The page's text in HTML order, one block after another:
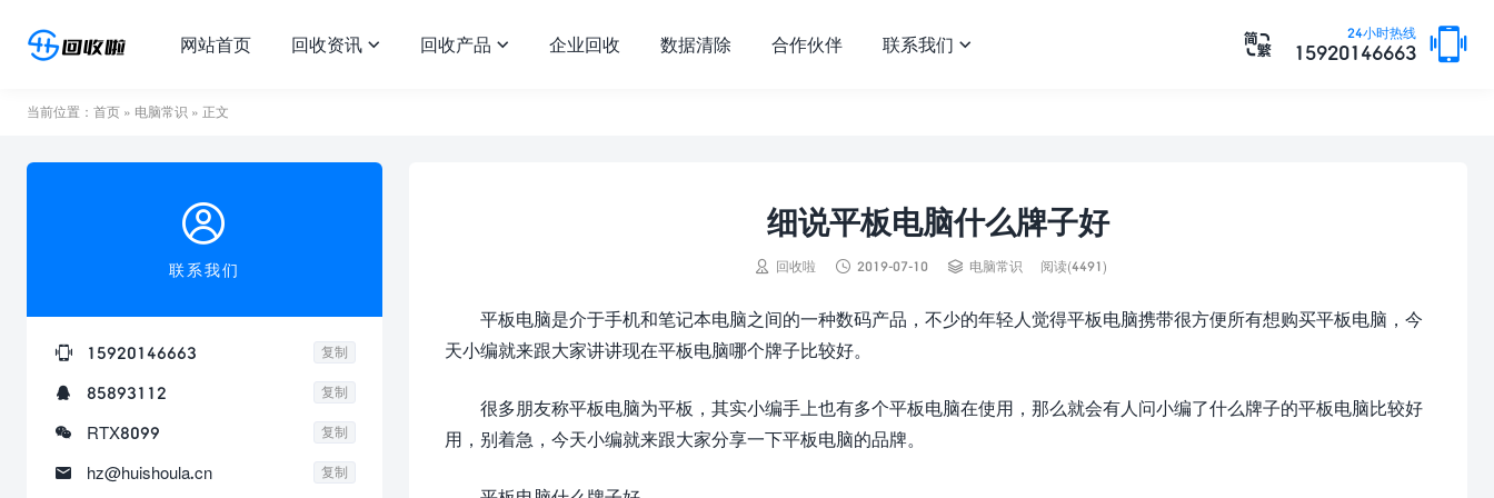
24小时热线
15920146663 

网站首页 回收资讯  回收产品  企业回收 数据清除 合作伙伴 联系我们 
当前位置： 首页 » 电脑常识 » 正文
细说平板电脑什么牌子好
 回收啦  2019-07-10  电脑常识 阅读(4491)
平板电脑是介于手机和笔记本电脑之间的一种数码产品，不少的年轻人觉得平板电脑携带很方便所有想购买平板电脑，今
天小编就来跟大家讲讲现在平板电脑哪个牌子比较好。
很多朋友称平板电脑为平板，其实小编手上也有多个平板电脑在使用，那么就会有人问小编了什么牌子的平板电脑比较好
用，别着急，今天小编就来跟大家分享一下平板电脑的品牌。

联系我们
 15920146663 复制
 85893112 复制
 RTX8099 复制
 hz@huishoula.cn 复制